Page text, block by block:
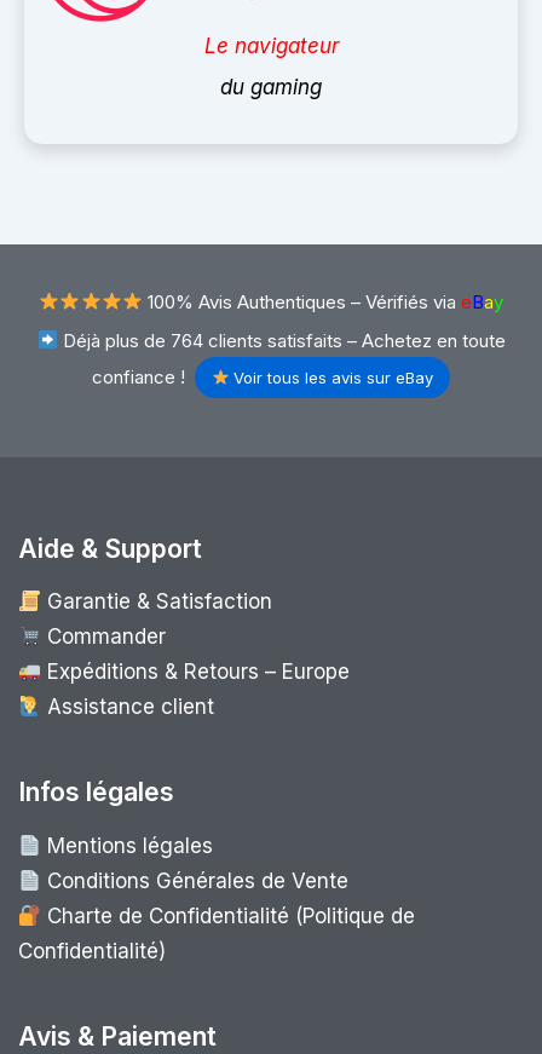
Le navigateur
du gaming
100% Avis Authentiques – Vérifiés via eBay
Déjà plus de 764 clients satisfaits – Achetez en toute
confiance !
Voir tous les avis sur eBay
Aide & Support
Garantie & Satisfaction
Commander
Expéditions & Retours – Europe
Assistance client
Infos légales
Mentions légales
Conditions Générales de Vente
Charte de Confidentialité (Politique de
Confidentialité)
Avis & Paiement